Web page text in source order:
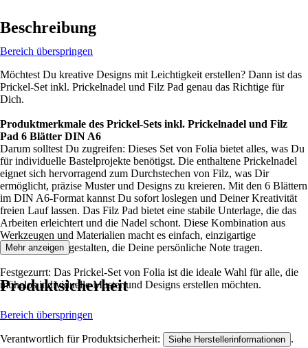
Beschreibung
Bereich überspringen
Möchtest Du kreative Designs mit Leichtigkeit erstellen? Dann ist das
Prickel-Set inkl. Prickelnadel und Filz Pad genau das Richtige für
Dich.
Produktmerkmale des Prickel-Sets inkl. Prickelnadel und Filz
Pad 6 Blätter DIN A6
Darum solltest Du zugreifen: Dieses Set von Folia bietet alles, was Du
für individuelle Bastelprojekte benötigst. Die enthaltene Prickelnadel
eignet sich hervorragend zum Durchstechen von Filz, was Dir
ermöglicht, präzise Muster und Designs zu kreieren. Mit den 6 Blättern
im DIN A6-Format kannst Du sofort loslegen und Deiner Kreativität
freien Lauf lassen. Das Filz Pad bietet eine stabile Unterlage, die das
Arbeiten erleichtert und die Nadel schont. Diese Kombination aus
Werkzeugen und Materialien macht es einfach, einzigartige
Kunstwerke zu gestalten, die Deine persönliche Note tragen.
Festgezurrt: Das Prickel-Set von Folia ist die ideale Wahl für alle, die
mühelos individuelle Muster und Designs erstellen möchten.
Mehr anzeigen
Produktsicherheit
Bereich überspringen
Verantwortlich für Produktsicherheit: Siehe Herstellerinformationen .